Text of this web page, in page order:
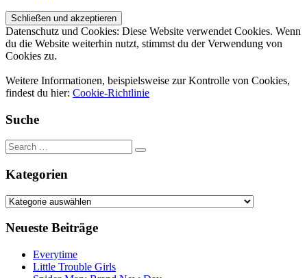
Datenschutz und Cookies: Diese Website verwendet Cookies. Wenn
du die Website weiterhin nutzt, stimmst du der Verwendung von
Cookies zu.
Weitere Informationen, beispielsweise zur Kontrolle von Cookies,
findest du hier: Cookie-Richtlinie
Suche
Kategorien
Kategorien
Neueste Beiträge
Everytime
Little Trouble Girls